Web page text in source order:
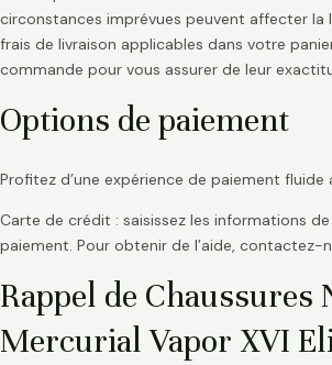
circonstances imprévues peuvent affecter la
frais de livraison applicables dans votre
commande pour vous assurer de leur
Options de paiement
Profitez d’une expérience de paiement fluide
Carte de crédit : saisissez les informations
paiement. Pour obtenir de l’aide, contactez-
Rappel de Chaussures
Mercurial Vapor XVI